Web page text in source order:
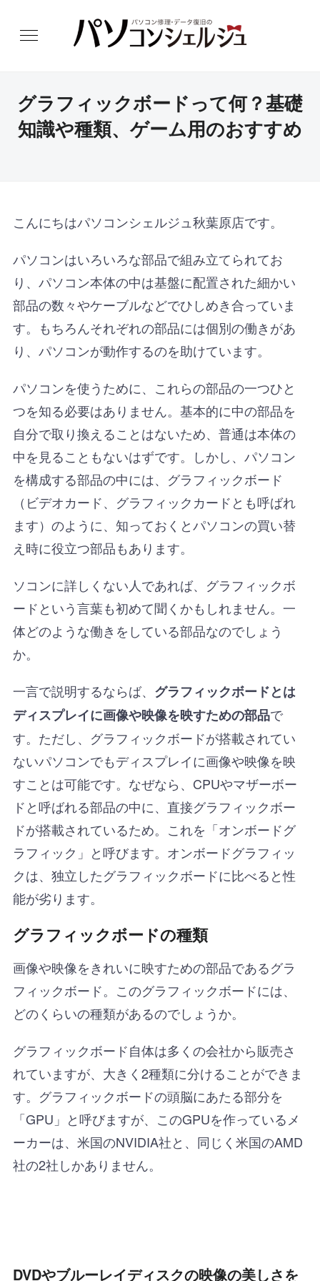
グラフィックボードって何？基礎
知識や種類、ゲーム用のおすすめ
こんにちはパソコンシェルジュ秋葉原店です。
パソコンはいろいろな部品で組み立てられてお
り、パソコン本体の中は基盤に配置された細かい
部品の数々やケーブルなどでひしめき合っていま
す。もちろんそれぞれの部品には個別の働きがあ
り、パソコンが動作するのを助けています。
パソコンを使うために、これらの部品の一つひと
つを知る必要はありません。基本的に中の部品を
自分で取り換えることはないため、普通は本体の
中を見ることもないはずです。しかし、パソコン
を構成する部品の中には、グラフィックボード
（ビデオカード、グラフィックカードとも呼ばれ
ます）のように、知っておくとパソコンの買い替
え時に役立つ部品もあります。
ソコンに詳しくない人であれば、グラフィックボ
ードという言葉も初めて聞くかもしれません。一
体どのような働きをしている部品なのでしょう
か。
一言で説明するならば、 グラフィックボードとは
ディスプレイに画像や映像を映すための部品で
す。ただし、グラフィックボードが搭載されてい
ないパソコンでもディスプレイに画像や映像を映
すことは可能です。なぜなら、CPUやマザーボー
ドと呼ばれる部品の中に、直接グラフィックボー
ドが搭載されているため。これを「オンボードグ
ラフィック」と呼びます。オンボードグラフィッ
クは、独立したグラフィックボードに比べると性
能が劣ります。
グラフィックボードの種類
画像や映像をきれいに映すための部品であるグラ
フィックボード。このグラフィックボードには、
どのくらいの種類があるのでしょうか。
グラフィックボード自体は多くの会社から販売さ
れていますが、大きく2種類に分けることができま
す。グラフィックボードの頭脳にあたる部分を
「GPU」と呼びますが、このGPUを作っているメ
ーカーは、米国のNVIDIA社と、同じく米国のAMD
社の2社しかありません。
DVDやブルーレイディスクの映像の美しさを